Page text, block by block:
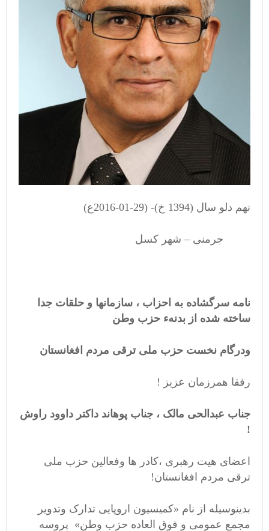
نهم دلو سال (1394 خ)- (29-01-2016ع)
جرمنی – شهر کسل
نامه سرگشاده به احزاب ، سازمانها و حلقات جدا
ساخته شده از بدنهء حزب وطن
ودرگام نخست حزب ملی ترقی مردم افغانستان
رفقا همرزمان عزیز !
جناب عبدالحی مالک ، جناب پوهاند داکتر داوود راوش
!
اعضای هیت رهبری ،کادر ها وفعالین حزب ملی
ترقی مردم افغانستان!
بدینوسیله از نام «کمیسیون اروپایی تدارک وتدویر
مجمع عمومی و فوق العاده حزب وطن» پروسه